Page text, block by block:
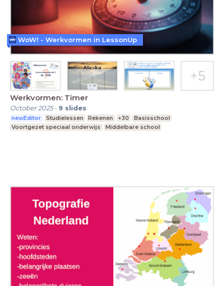
Werkvormen: Timer
October 2025- 9 slides
newEditor Studielessen Rekenen +30
Basisschool
Voortgezet speciaal onderwijs
Middelbare school
WoW! - Werkvormen in LessonUp